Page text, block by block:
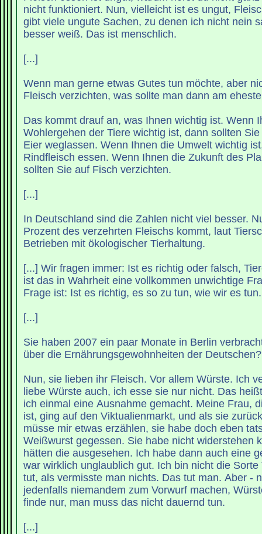
nicht funktioniert. Nun, vielleicht ist es ungut,
gibt viele ungute Sachen, zu denen ich nicht nein
besser weiß. Das ist menschlich.
[...]
Wenn man gerne etwas Gutes tun möchte, aber
Fleisch verzichten, was sollte man dann am
Das kommt drauf an, was Ihnen wichtig ist. Wenn
Wohlergehen der Tiere wichtig ist, dann sollten
Eier weglassen. Wenn Ihnen die Umwelt wichtig
Rindfleisch essen. Wenn Ihnen die Zukunft des
sollten Sie auf Fisch verzichten.
[...]
In Deutschland sind die Zahlen nicht viel besser.
Prozent des verzehrten Fleischs kommt, laut
Betrieben mit ökologischer Tierhaltung.
[...] Wir fragen immer: Ist es richtig oder falsch,
ist das in Wahrheit eine vollkommen unwichtige
Frage ist: Ist es richtig, es so zu tun, wie wir es tun.
[...]
Sie haben 2007 ein paar Monate in Berlin
über die Ernährungsgewohnheiten der Deutschen?
Nun, sie lieben ihr Fleisch. Vor allem Würste. Ich
liebe Würste auch, ich esse sie nur nicht. Das
ich einmal eine Ausnahme gemacht. Meine Frau,
ist, ging auf den Viktualienmarkt, und als sie
müsse mir etwas erzählen, sie habe doch eben
Weißwurst gegessen. Sie habe nicht widerstehen
hätten die ausgesehen. Ich habe dann auch eine
war wirklich unglaublich gut. Ich bin nicht die Sorte
tut, als vermisste man nichts. Das tut man. Aber -
jedenfalls niemandem zum Vorwurf machen,
finde nur, man muss das nicht dauernd tun.
[...]